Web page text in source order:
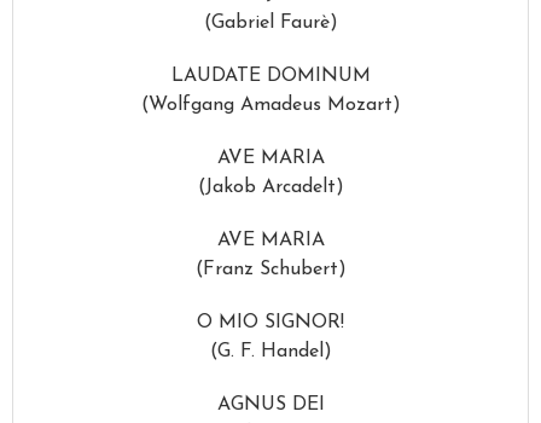
(Gabriel Faurè)
LAUDATE DOMINUM
(Wolfgang Amadeus Mozart)
AVE MARIA
(Jakob Arcadelt)
AVE MARIA
(Franz Schubert)
O MIO SIGNOR!
(G. F. Handel)
AGNUS DEI